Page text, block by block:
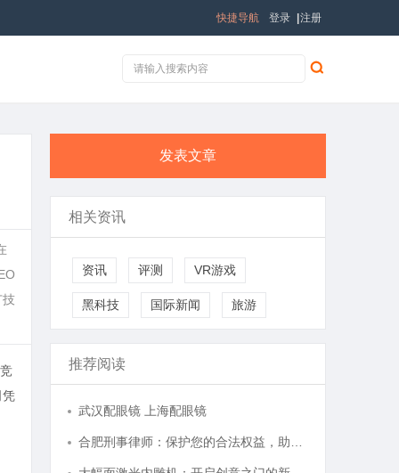
登录 注册
快捷导航
技
凭
发表文章
相关资讯
资讯 评测 VR游戏
黑科技 国际新闻 旅游
推荐阅读
武汉配眼镜 上海配眼镜